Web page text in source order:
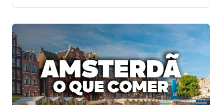
Cordilheira dos Andes, desde a metrópole cultural
de Bogotá, passando pela […]